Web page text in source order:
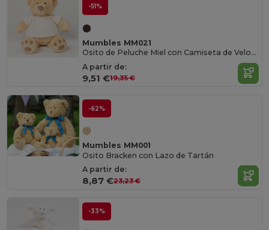
-51%
Mumbles MM021
Osito de Peluche Miel con Camiseta de Velour
A partir de:
9,51 €19,35 €
-62%
Mumbles MM001
Osito Bracken con Lazo de Tartán
A partir de:
8,87 €23,23 €
-33%